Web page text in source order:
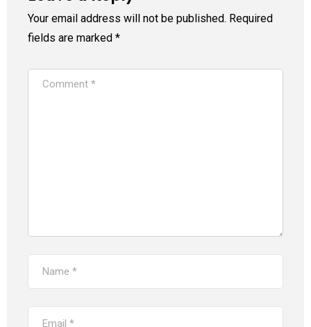
Your email address will not be published. Required
fields are marked *